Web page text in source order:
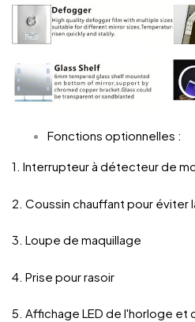
Fonctions optionnelles :
1. Interrupteur à détecteur de
2. Coussin chauffant pour éviter
3. Loupe de maquillage
4. Prise pour rasoir
5. Affichage LED de l'horloge et